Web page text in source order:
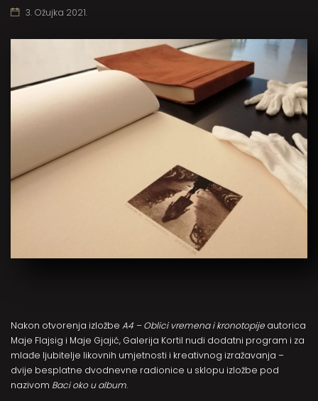
3. Ožujka 2021.
Nakon otvorenja izložbe A4 – Oblici vremena i kronotopije autorica
Maje Flajsig i Maje Gjajić, Galerija Kortil nudi dodatni program i za
mlađe ljubitelje likovnih umjetnosti i kreativnog izražavanja –
dvije besplatne dvodnevne radionice u sklopu izložbe pod
nazivom Baci oko u album.